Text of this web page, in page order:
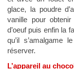
glace, la poudre
vanille pour
d’oeuf puis enfin la
qu’il s’amalgame
réserver.
L’appareil au